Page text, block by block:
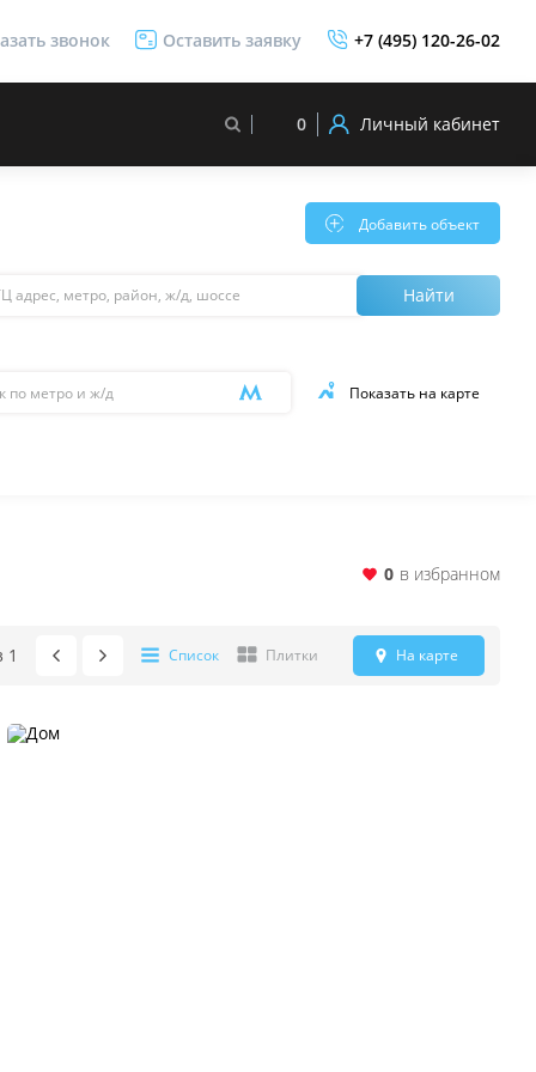
звонок Оставить заявку +7 (495) 120-26-02
0 Личный кабинет
Добавить объект
Найти
Поиск Показать на карте
0 в избранном
1 Список Плитки На карте